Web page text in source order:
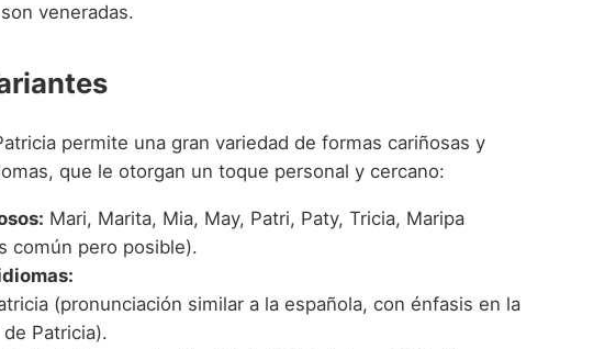
veneradas.
permite una gran variedad de formas cariñosas y
que le otorgan un toque personal y cercano:
Mari, Marita, Mia, May, Patri, Paty, Tricia, Maripa
común pero posible).
(pronunciación similar a la española, con énfasis en la
Patricia).